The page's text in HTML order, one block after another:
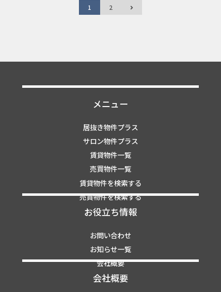
1
2
メニュー
居抜き物件プラス
サロン物件プラス
賃貸物件一覧
売買物件一覧
賃貸物件を検索する
売買物件を検索する
お役立ち情報
お問い合わせ
お知らせ一覧
会社概要
会社概要